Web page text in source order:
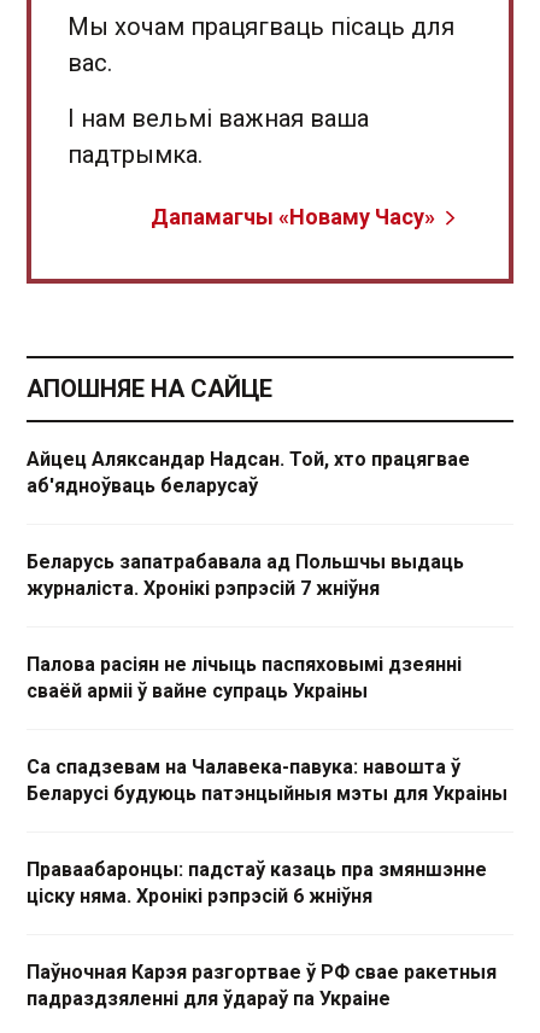
Мы хочам працягваць пісаць для
вас.
І нам вельмі важная ваша
падтрымка.
Дапамагчы «Новаму Часу»
АПОШНЯЕ НА САЙЦЕ
Айцец Аляксандар Надсан. Той, хто працягвае
аб'ядноўваць беларусаў
Беларусь запатрабавала ад Польшчы выдаць
журналіста. Хронікі рэпрэсій 7 жніўня
Палова расіян не лічыць паспяховымі дзеянні
сваёй арміі ў вайне супраць Украіны
Са спадзевам на Чалавека-павука: навошта ў
Беларусі будуюць патэнцыйныя мэты для Украіны
Праваабаронцы: падстаў казаць пра змяншэнне
ціску няма. Хронікі рэпрэсій 6 жніўня
Паўночная Карэя разгортвае ў РФ свае ракетныя
падраздзяленні для ўдараў па Украіне